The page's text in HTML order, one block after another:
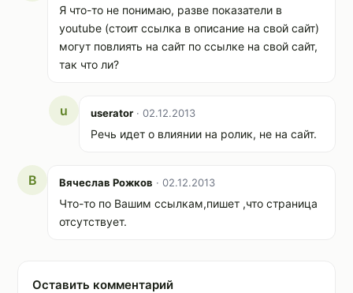
Я что-то не понимаю, разве показатели в
youtube (стоит ссылка в описание на свой сайт)
могут повлиять на сайт по ссылке на свой сайт,
так что ли?
u userator · 02.12.2013
Речь идет о влиянии на ролик, не на сайт.
В Вячеслав Рожков · 02.12.2013
Что-то по Вашим ссылкам,пишет ,что страница
отсутствует.
Оставить комментарий